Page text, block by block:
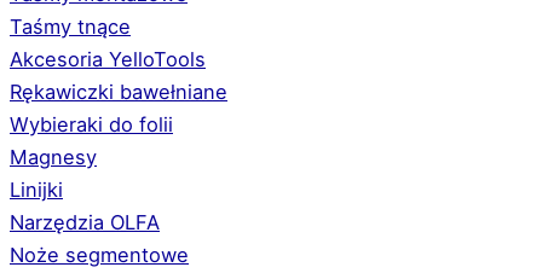
Taśmy tnące
Akcesoria YelloTools
Rękawiczki bawełniane
Wybieraki do folii
Magnesy
Linijki
Narzędzia OLFA
Noże segmentowe